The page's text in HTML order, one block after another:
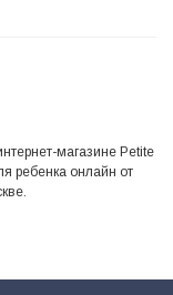
магазине Petite
ребенка онлайн от